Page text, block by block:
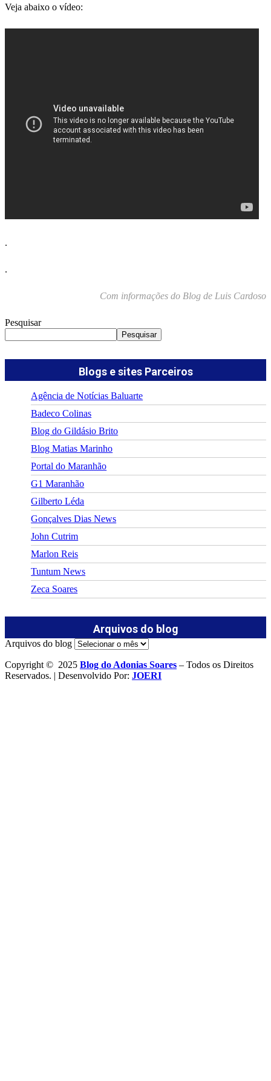
Veja abaixo o vídeo:
.
.
Com informações do Blog de Luis Cardoso
Pesquisar
Pesquisar
Blogs e sites Parceiros
Agência de Notícias Baluarte
Badeco Colinas
Blog do Gildásio Brito
Blog Matias Marinho
Portal do Maranhão
G1 Maranhão
Gilberto Léda
Gonçalves Dias News
John Cutrim
Marlon Reis
Tuntum News
Zeca Soares
Arquivos do blog
Arquivos do blog
Copyright © 2025 Blog do Adonias Soares – Todos os Direitos
Reservados. | Desenvolvido Por: JOERI